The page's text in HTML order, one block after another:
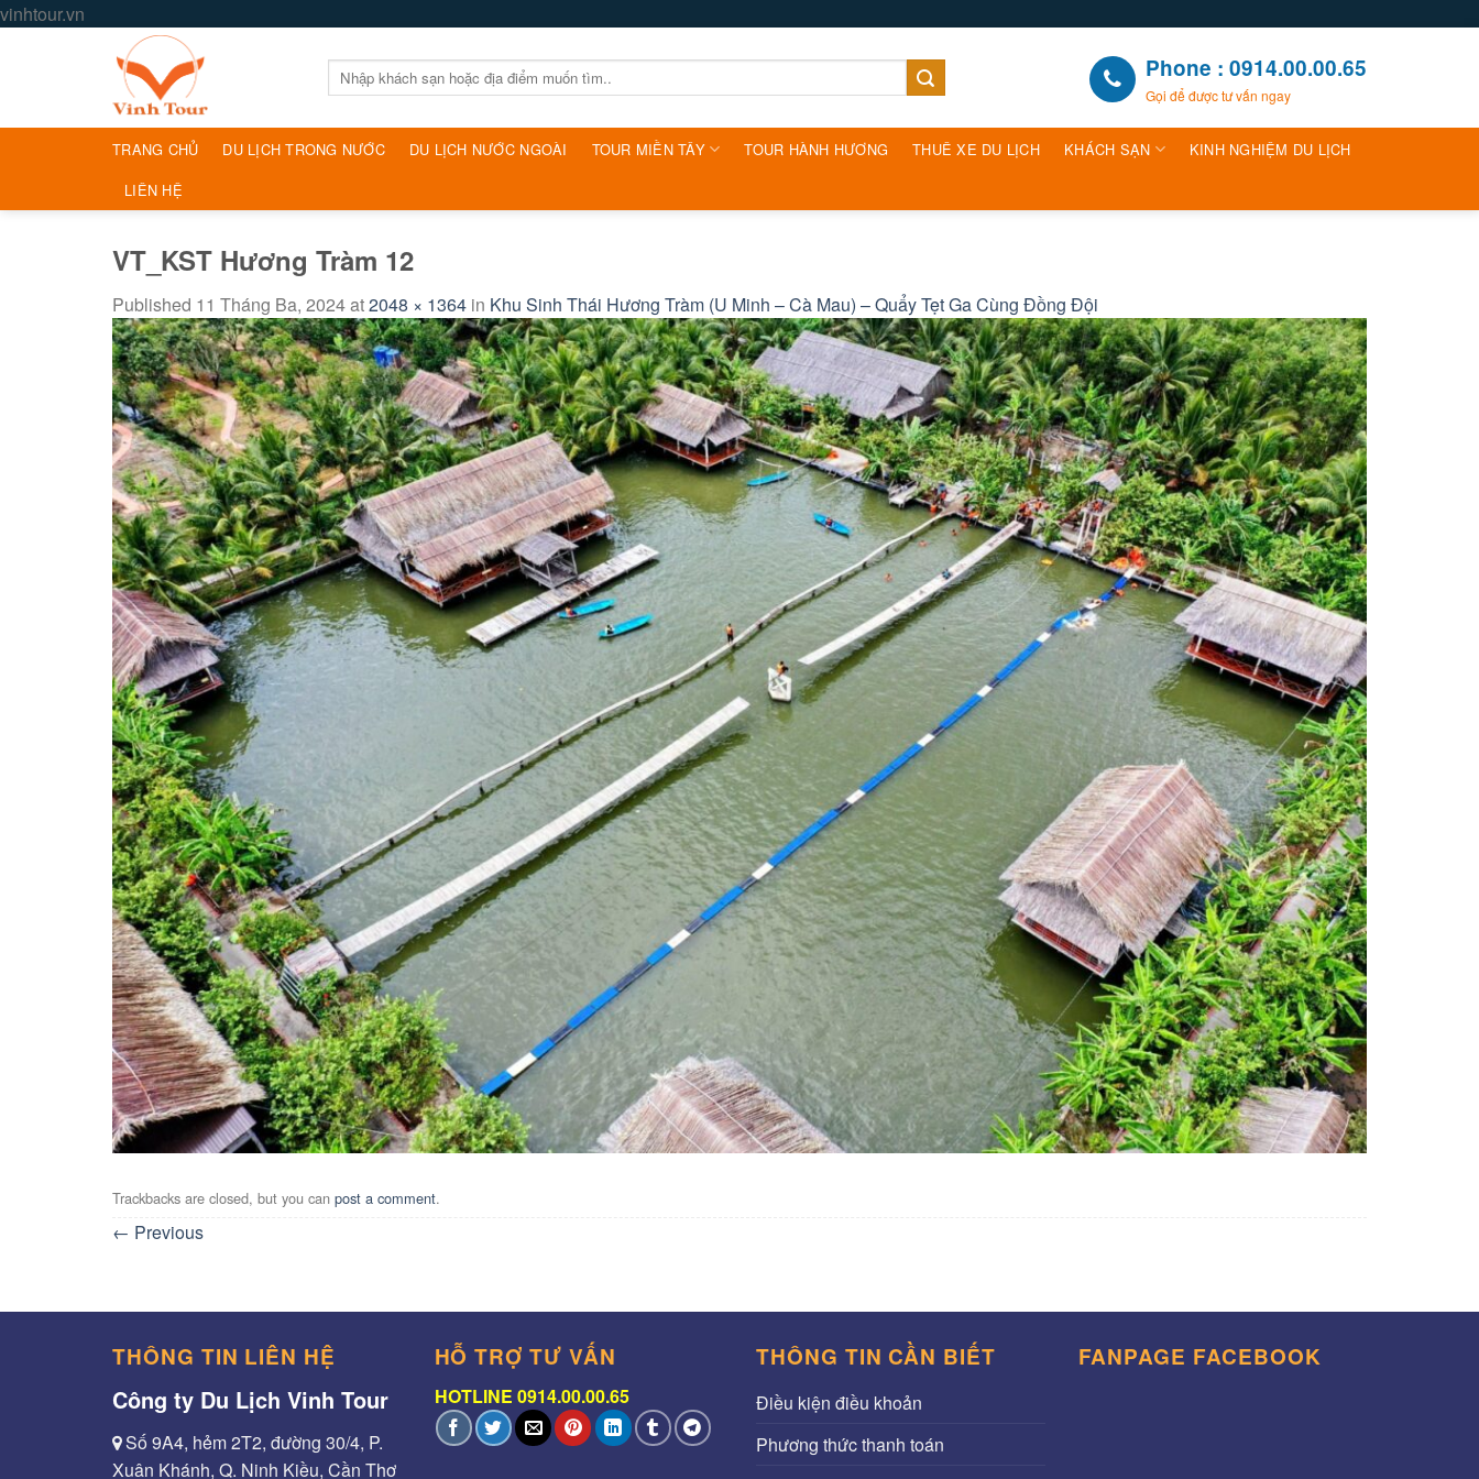
vinhtour.vn
content
Tìm
kiếm:
Phone : 0914.00.00.65
Gọi để được tư vấn ngay
TRANG CHỦ DU LỊCH TRONG NƯỚC DU LỊCH NƯỚC NGOÀI TOUR MIỀN TÂY TOUR HÀNH HƯƠNG THUÊ XE DU LỊCH KHÁCH SẠN
KINH NGHIỆM DU LỊCH
LIÊN HỆ
VT_KST Hương Tràm 12
Published 11 Tháng Ba, 2024at2048 × 1364 in Khu Sinh Thái Hương Tràm (U Minh – Cà Mau) – Quẩy Tẹt Ga Cùng Đồng Đội
Trackbacks are closed, but you can post a comment.
← Previous
THÔNG TIN LIÊN HỆ
Công ty Du Lịch Vinh Tour
Số 9A4, hẻm 2T2, đường 30/4, P.
Xuân Khánh, Q. Ninh Kiều, Cần Thơ
HỖ TRỢ TƯ VẤN
HOTLINE 0914.00.00.65
THÔNG TIN CẦN BIẾT
Điều kiện điều khoản
Phương thức thanh toán
FANPAGE FACEBOOK